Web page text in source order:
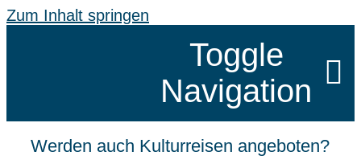
Zum Inhalt springen
Toggle
Navigation
Werden auch Kulturreisen angeboten?